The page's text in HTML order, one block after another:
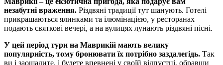
незабутні враження. Різдвяні традиції тут шанують. Готелі
прикрашаються ялинками та ілюмінацією, у ресторанах
подають святкові вечері, а на вулицях лунають різдвяні пісні.
У цей період тури на Маврикій мають велику
популярність, тому бронювати їх потрібно заздалегідь. Так
ви і заощадите, і будете впевнені у своїй відпустці, обравши